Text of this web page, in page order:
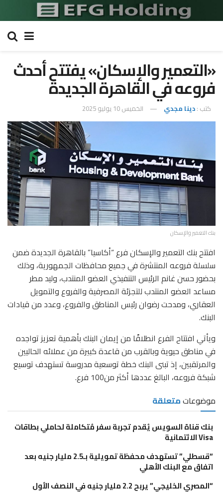
«التعمير والإسكان» يفتتح أحدث
فروعه في القاهرة الجديدة
كتب :دينا مجدي الخميس 10 يوليو 2025
بنك التعمير والإسكان
افتتح بنك التعمير والإسكان فرع “أكاسيا” بالقاهرة الجديدة ضمن
سلسلة فروعه المنتشرة في جميع محافظات الجمهورية، وذلك
بحضور حسن غانم الرئيس التنفيذي العضو المنتدب، وليد مطر
مساعد العضو المنتدب للتجزئة المصرفية والفروع والتمويل
العقاري، ومدحت رضوان رئيس المناطق والفروع، وعدد من قيادات
البنك.
ويأتي افتتاح الفرع انطلاقًا من إيمان البنك بأهمية تعزيز تواجده
في مناطق حيوية وبالقرب من قاعدة كبيرة من عملائه الحاليين
والمرتقبين، إذ تبنى البنك خطة توسعية مدروسة تستهدف توسيع
شبكة فروعه، البالغ عددها أكثر من100 فرع.
موضوعاتمتعلقة
بنك قناة السويس يُقدم تجربة سفر مُتكاملة لحاملي بطاقات
Visa الائتمانية
“قسطلي” تستهدف محفظة تمويلية بـ2.5 مليار جنيه بعد
اتفاق مع البنك الأهلي
“المصري الخليجي” يربح 2.2 مليار جنيه في النصف الأول